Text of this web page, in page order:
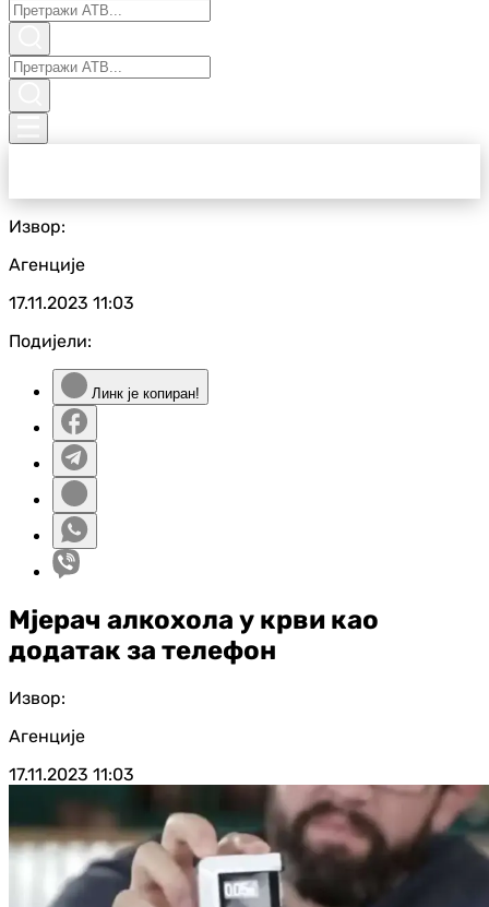
Извор:
Агенције
17.11.2023 11:03
Подијели:
Линк је копиран!
Мјерач алкохола у крви као
додатак за телефон
Извор:
Агенције
17.11.2023 11:03